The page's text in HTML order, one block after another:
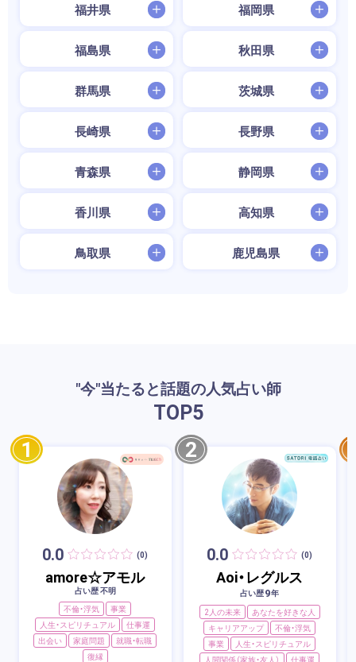
福井県 福岡県
福島県 秋田県
群馬県 茨城県
長崎県 長野県
青森県 静岡県
香川県 高知県
鳥取県 鹿児島県
"今"当たると話題の人気占い師
TOP5
1
0.0 (0)
amore☆アモル
占い歴 不明
不倫・浮気
事業
人生・スピリチュアル
仕事運
出会い
家庭問題
就職・転職
復縁
2
0.0 (0)
Aoi・レグルス
占い歴9年
2人の未来
あなたを好きな人
キャリアアップ
不倫・浮気
事業
人生・スピリチュアル
人間関係（家族・友人）
仕事運